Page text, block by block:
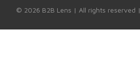
© 2026 B2B Lens | All rights reserved |